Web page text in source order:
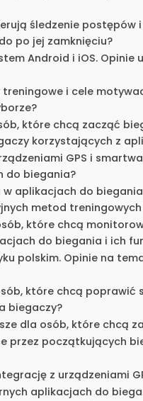
śledzenie postępów
po jej zamknięciu?
Android i iOS. Opinie
i cele
które chcą zacząć
korzystających z
GPS i
do biegania?
w aplikacjach do
metod treningowych
które chcą
do biegania i ich
polskim. Opinie na
które chcą poprawić
biegaczy?
dla osób, które chcą
przez początkujących
z urządzeniami
aplikacjach do